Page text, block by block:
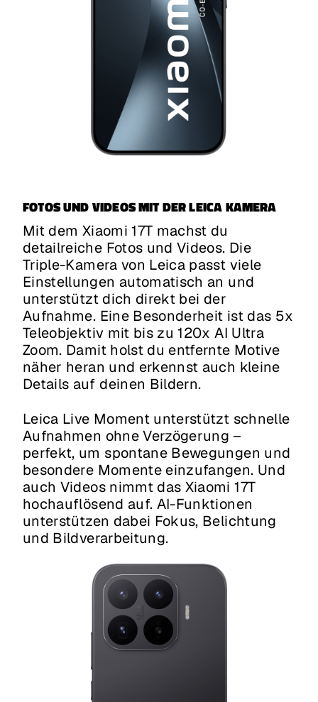
FOTOS UND VIDEOS MIT DER LEICA KAMERA
Mit dem Xiaomi 17T machst du
detailreiche Fotos und Videos. Die
Triple-Kamera von Leica passt viele
Einstellungen automatisch an und
unterstützt dich direkt bei der
Aufnahme. Eine Besonderheit ist das 5x
Teleobjektiv mit bis zu 120x AI Ultra
Zoom. Damit holst du entfernte Motive
näher heran und erkennst auch kleine
Details auf deinen Bildern.
Leica Live Moment unterstützt schnelle
Aufnahmen ohne Verzögerung –
perfekt, um spontane Bewegungen und
besondere Momente einzufangen. Und
auch Videos nimmt das Xiaomi 17T
hochauflösend auf. AI-Funktionen
unterstützen dabei Fokus, Belichtung
und Bildverarbeitung.